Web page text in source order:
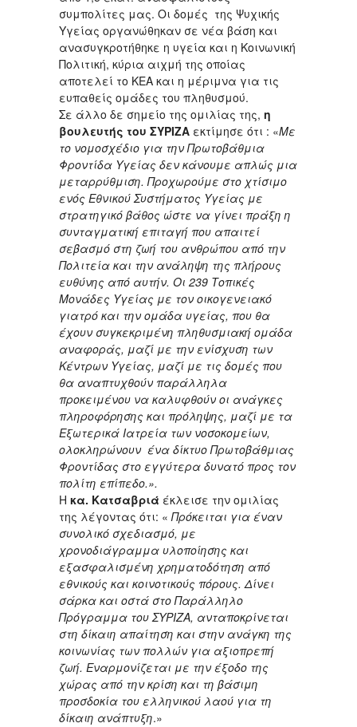
συμπολίτες μας. Οι δομές της Ψυχικής
Υγείας οργανώθηκαν σε νέα βάση και
ανασυγκροτήθηκε η υγεία και η Κοινωνική
Πολιτική, κύρια αιχμή της οποίας
αποτελεί το ΚΕΑ και η μέριμνα για τις
ευπαθείς ομάδες του πληθυσμού.
Σε άλλο δε σημείο της ομιλίας της, η
βουλευτής του ΣΥΡΙΖΑ εκτίμησε ότι : «Με
το νομοσχέδιο για την Πρωτοβάθμια
Φροντίδα Υγείας δεν κάνουμε απλώς μια
μεταρρύθμιση. Προχωρούμε στο χτίσιμο
ενός Εθνικού Συστήματος Υγείας με
στρατηγικό βάθος ώστε να γίνει πράξη η
συνταγματική επιταγή που απαιτεί
σεβασμό στη ζωή του ανθρώπου από την
Πολιτεία και την ανάληψη της πλήρους
ευθύνης από αυτήν. Οι 239 Τοπικές
Μονάδες Υγείας με τον οικογενειακό
γιατρό και την ομάδα υγείας, που θα
έχουν συγκεκριμένη πληθυσμιακή ομάδα
αναφοράς, μαζί με την ενίσχυση των
Κέντρων Υγείας, μαζί με τις δομές που
θα αναπτυχθούν παράλληλα
προκειμένου να καλυφθούν οι ανάγκες
πληροφόρησης και πρόληψης, μαζί με τα
Εξωτερικά Ιατρεία των νοσοκομείων,
ολοκληρώνουν ένα δίκτυο Πρωτοβάθμιας
Φροντίδας στο εγγύτερα δυνατό προς τον
πολίτη επίπεδο.».
Η κα. Κατσαβριά έκλεισε την ομιλίας
της λέγοντας ότι: «Πρόκειται για έναν
συνολικό σχεδιασμό, με
χρονοδιάγραμμα υλοποίησης και
εξασφαλισμένη χρηματοδότηση από
εθνικούς και κοινοτικούς πόρους. Δίνει
σάρκα και οστά στο Παράλληλο
Πρόγραμμα του ΣΥΡΙΖΑ, ανταποκρίνεται
στη δίκαιη απαίτηση και στην ανάγκη της
κοινωνίας των πολλών για αξιοπρεπή
ζωή. Εναρμονίζεται με την έξοδο της
χώρας από την κρίση και τη βάσιμη
προσδοκία του ελληνικού λαού για τη
δίκαιη ανάπτυξη.»